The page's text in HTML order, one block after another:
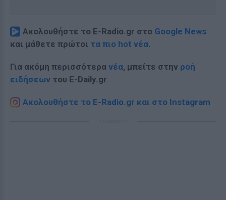
Ακολουθήστε το E-Radio.gr στο Google News
και μάθετε πρώτοι τα πιο hot νέα.
Για ακόμη περισσότερα νέα, μπείτε στην ροή
ειδήσεων του E-Daily.gr
Ακολουθήστε το E-Radio.gr και στο Instagram